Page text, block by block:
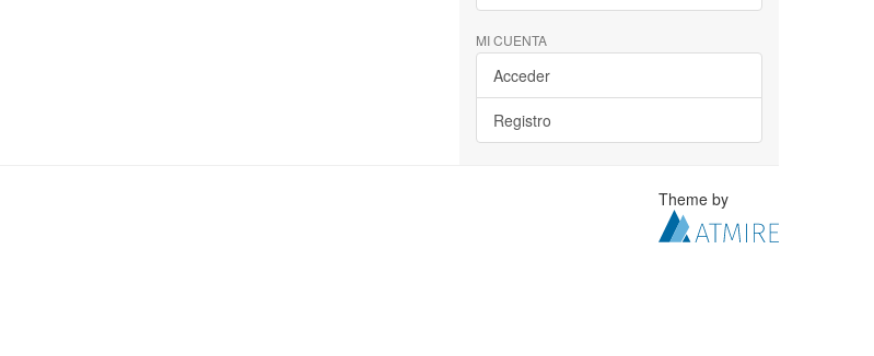
MI CUENTA
Acceder
Registro
Theme by